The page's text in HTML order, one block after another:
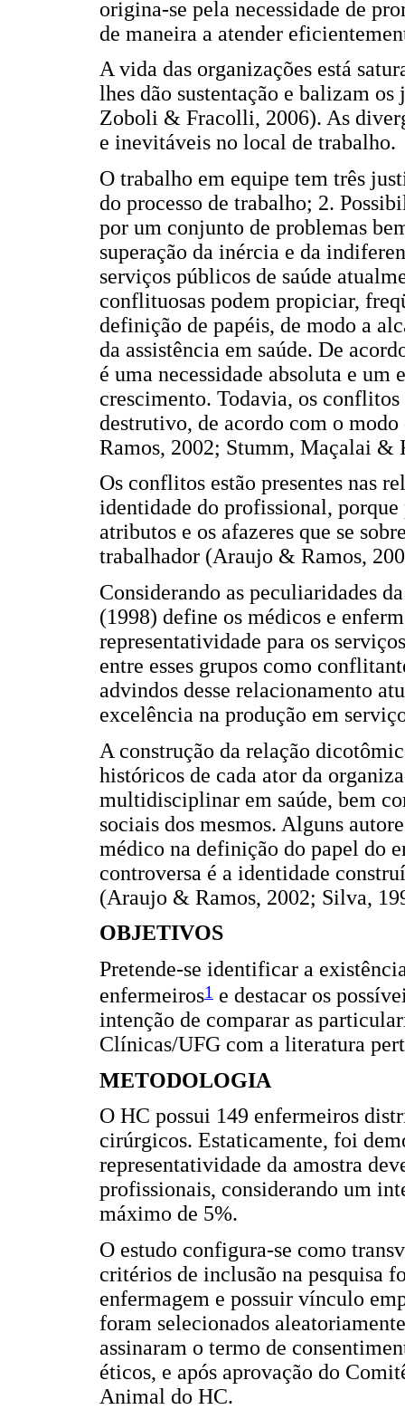
origina-se pela necessidade de
de maneira a atender
A vida das organizações está
lhes dão sustentação e balizam
Zoboli & Fracolli, 2006). As
e inevitáveis no local de trabalho.
O trabalho em equipe tem três
do processo de trabalho; 2.
por um conjunto de problemas
superação da inércia e da
serviços públicos de saúde
conflituosas podem propiciar,
definição de papéis, de modo a
da assistência em saúde. De
é uma necessidade absoluta e um
crescimento. Todavia, os
destrutivo, de acordo com o
Ramos, 2002; Stumm, Maçalai &
Os conflitos estão presentes nas
identidade do profissional,
atributos e os afazeres que se
trabalhador (Araujo & Ramos,
Considerando as peculiaridades
(1998) define os médicos e
representatividade para os
entre esses grupos como
advindos desse relacionamento
excelência na produção em
A construção da relação
históricos de cada ator da
multidisciplinar em saúde, bem
sociais dos mesmos. Alguns
médico na definição do papel do
controversa é a identidade
(Araujo & Ramos, 2002; Silva,
OBJETIVOS
Pretende-se identificar a
enfermeiros1 e destacar os
intenção de comparar as
Clínicas/UFG com a literatura
METODOLOGIA
O HC possui 149 enfermeiros
cirúrgicos. Estaticamente, foi
representatividade da amostra
profissionais, considerando um
máximo de 5%.
O estudo configura-se como
critérios de inclusão na pesquisa
enfermagem e possuir vínculo
foram selecionados
assinaram o termo de
éticos, e após aprovação do
Animal do HC.